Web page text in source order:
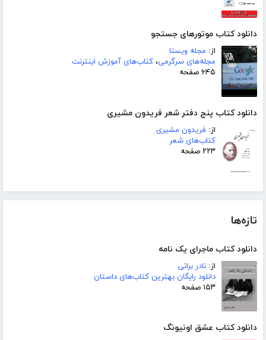
دانلود کتاب موتورهای جستجو
از: مجله ویستا
مجله‌های سرگرمی، کتاب‌های آموزش اینترنت
۶۴۵ صفحه
دانلود کتاب پنج دفتر شعر فریدون مشیری
از: فریدون مشیری
کتاب‌های شعر
۲۲۳ صفحه
تازه‌ها
دانلود کتاب ماجرای یک نامه
از: نادر براتی
دانلود رایگان بهترین کتاب‌های داستان
۱۵۳ صفحه
دانلود کتاب عشق اونیونگ